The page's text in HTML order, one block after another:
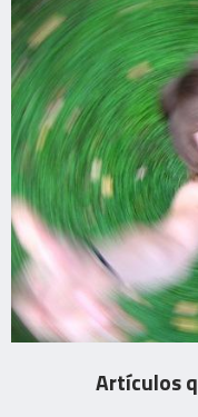
Artículos